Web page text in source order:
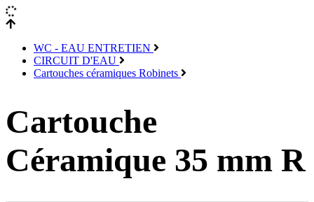
WC - EAU ENTRETIEN
CIRCUIT D'EAU
Cartouches céramiques Robinets
Cartouche
Céramique 35 mm R